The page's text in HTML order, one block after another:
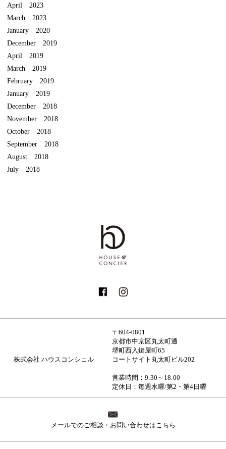
April 2023
March 2023
January 2020
December 2019
April 2019
March 2019
February 2019
January 2019
December 2018
November 2018
October 2018
September 2018
August 2018
July 2018
株式会社 ハウスコンシェル
〒604-0801
京都市中京区丸太町通
堺町西入鍵屋町65
コートサイト丸太町ビル202
営業時間：9:30～18:00
定休日：毎週水曜/第2・第4日曜
メールでのご相談・お問い合わせはこちら